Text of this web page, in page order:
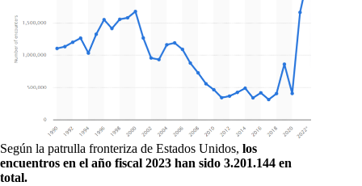
Según la patrulla fronteriza de Estados Unidos, los
encuentros en el año fiscal 2023 han sido 3.201.144 en
total.